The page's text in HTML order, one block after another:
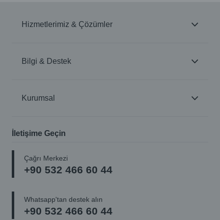
Hizmetlerimiz & Çözümler
Bilgi & Destek
Kurumsal
İletişime Geçin
Çağrı Merkezi
+90 532 466 60 44
Whatsapp'tan destek alın
+90 532 466 60 44